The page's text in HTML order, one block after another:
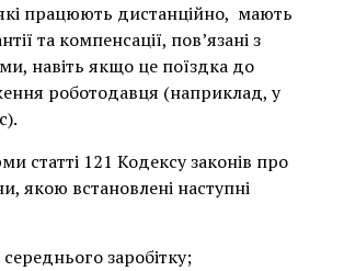
працюють дистанційно, мають
та компенсації, пов’язані з
навіть якщо це поїздка до
роботодавця (наприклад, у
статті 121 Кодексу законів про
якою встановлені наступні
заробітку;